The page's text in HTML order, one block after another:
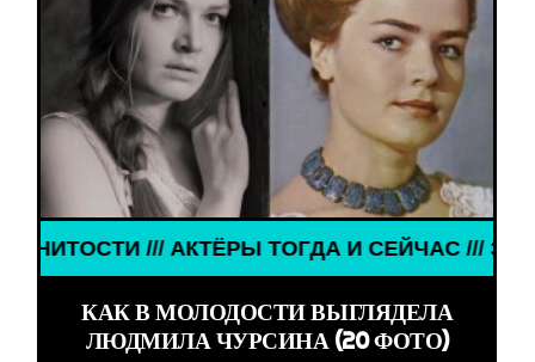
/// АКТЁРЫ ТОГДА И СЕЙЧАС ///
КАК В МОЛОДОСТИ ВЫГЛЯДЕЛА
ЛЮДМИЛА ЧУРСИНА (20 ФОТО)